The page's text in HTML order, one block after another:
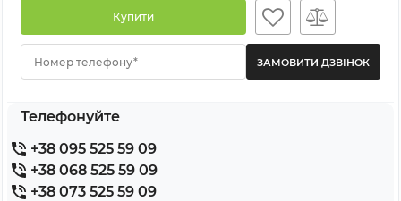
Купити
Номер телефону*
Телефонуйте
+38 095 525 59 09
+38 068 525 59 09
+38 073 525 59 09